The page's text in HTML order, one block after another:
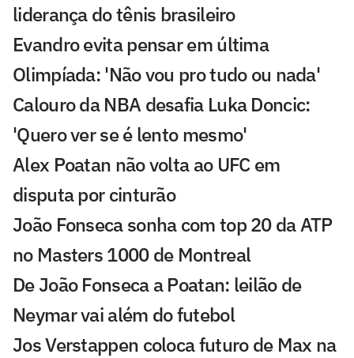
liderança do tênis brasileiro
Evandro evita pensar em última
Olimpíada: 'Não vou pro tudo ou nada'
Calouro da NBA desafia Luka Doncic:
'Quero ver se é lento mesmo'
Alex Poatan não volta ao UFC em
disputa por cinturão
João Fonseca sonha com top 20 da ATP
no Masters 1000 de Montreal
De João Fonseca a Poatan: leilão de
Neymar vai além do futebol
Jos Verstappen coloca futuro de Max na